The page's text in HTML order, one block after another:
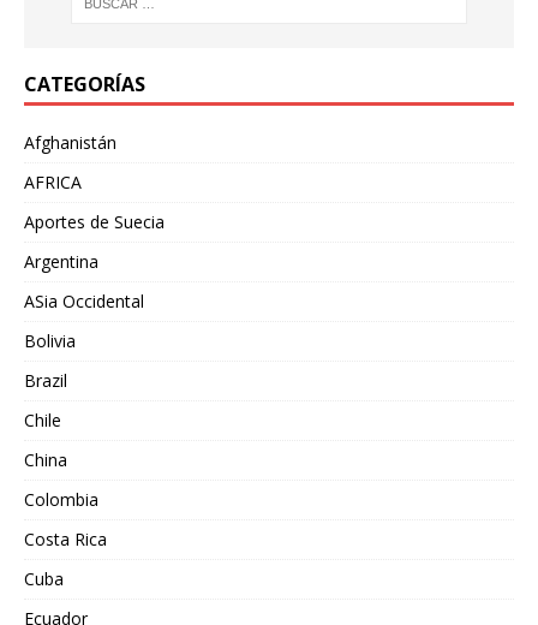
CATEGORÍAS
Afghanistán
AFRICA
Aportes de Suecia
Argentina
ASia Occidental
Bolivia
Brazil
Chile
China
Colombia
Costa Rica
Cuba
Ecuador